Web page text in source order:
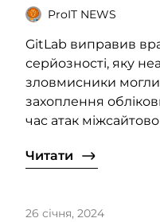
ProIT NEWS
GitLab виправив
серйозності, яку
зловмисники
захоплення
час атак
Читати
26 січня, 2024